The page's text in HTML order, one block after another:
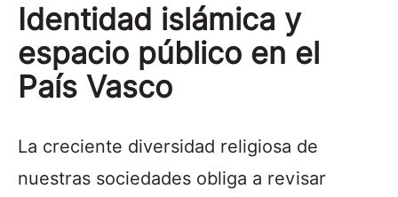
Identidad islámica y
espacio público en el
País Vasco
La creciente diversidad religiosa de
nuestras sociedades obliga a revisar